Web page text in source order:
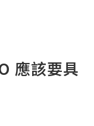
應該要具